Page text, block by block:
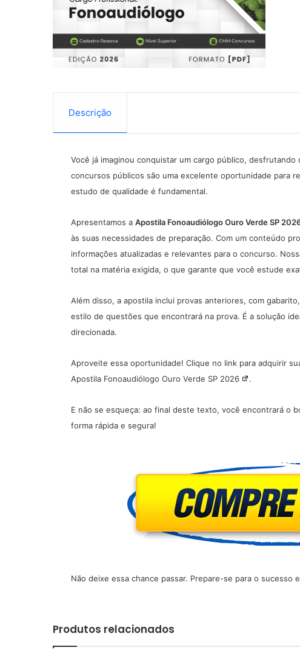
Descrição
Você já imaginou conquistar um cargo público,
concursos públicos são uma excelente oportunidade para
estudo de qualidade é fundamental.
Apresentamos a Apostila Fonoaudiólogo Ouro Verde SP
às suas necessidades de preparação. Com um conteúdo
informações atualizadas e relevantes para o concurso.
total na matéria exigida, o que garante que você estude
Além disso, a apostila inclui provas anteriores, com
estilo de questões que encontrará na prova. É a solução
direcionada.
Aproveite essa oportunidade! Clique no link para adquirir
Apostila Fonoaudiólogo Ouro Verde SP 2026
.
E não se esqueça: ao final deste texto, você encontrará o
forma rápida e segura!
Não deixe essa chance passar. Prepare-se para o sucesso
Produtos relacionados